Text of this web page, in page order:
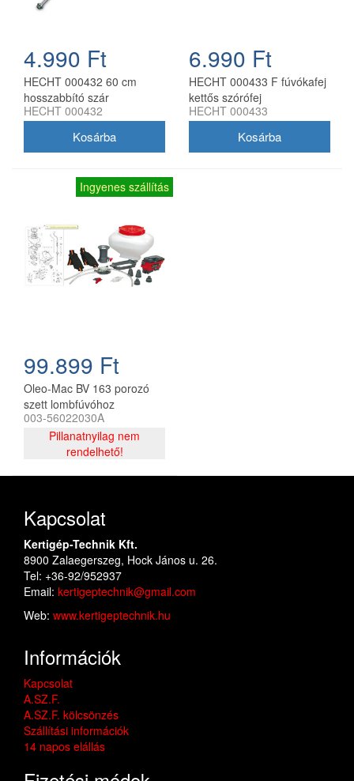
4.990 Ft
HECHT 000432 60 cm
hosszabbító szár
permetezőhöz
HECHT 000432
6.990 Ft
HECHT 000433 F fúvókafej
kettős szórófej
permetezőhöz
HECHT 000433
Ingyenes szállítás
99.899 Ft
Oleo-Mac BV 163 porozó
szett lombfúvóhoz
003-56022030A
Pillanatnyilag nem
rendelhető!
Kapcsolat
Kertigép-Technik Kft.
8900 Zalaegerszeg, Hock János u. 26.
Tel: +36-92/952937
Email: kertigeptechnik@gmail.com
Web: www.kertigeptechnik.hu
Információk
Kapcsolat
A.SZ.F.
A.SZ.F. kölcsönzés
Szállítási információk
14 napos elállás